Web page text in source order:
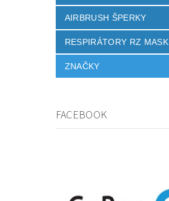
AIRBRUSH ŠPERKY
RESPIRÁTORY RZ MASK
ZNAČKY
FACEBOOK